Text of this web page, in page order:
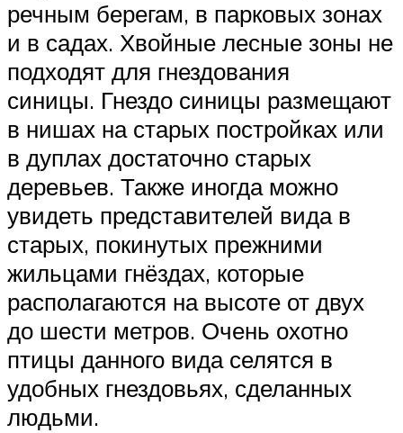
речным берегам, в парковых зонах
и в садах. Хвойные лесные зоны не
подходят для гнездования
синицы. Гнездо синицы размещают
в нишах на старых постройках или
в дуплах достаточно старых
деревьев. Также иногда можно
увидеть представителей вида в
старых, покинутых прежними
жильцами гнёздах, которые
располагаются на высоте от двух
до шести метров. Очень охотно
птицы данного вида селятся в
удобных гнездовьях, сделанных
людьми.